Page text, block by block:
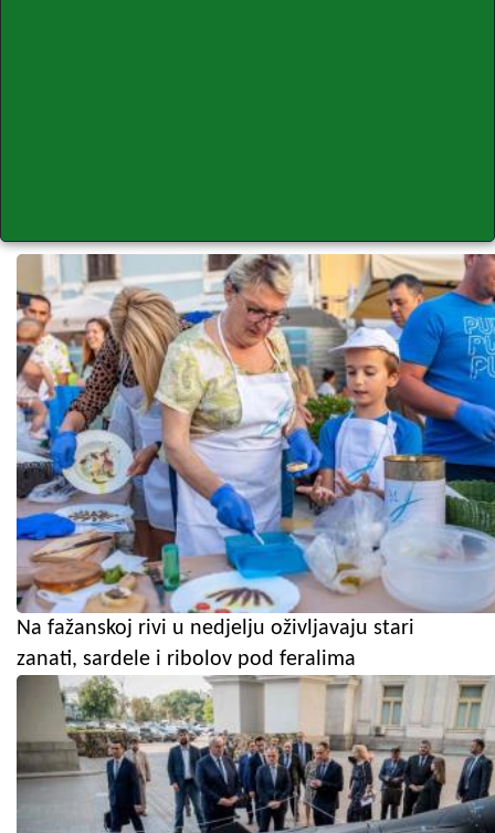
Na fažanskoj rivi u nedjelju oživljavaju stari
zanati, sardele i ribolov pod feralima